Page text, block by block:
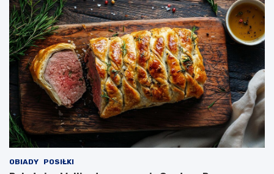
OBIADY POSIŁKI